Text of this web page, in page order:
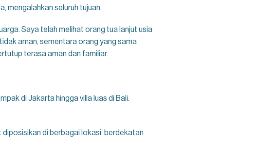
mengalahkan seluruh tujuan.
Saya telah melihat orang tua lanjut usia
aman, sementara orang yang sama
terasa aman dan familiar.
di Jakarta hingga villa luas di Bali.
di berbagai lokasi: berdekatan